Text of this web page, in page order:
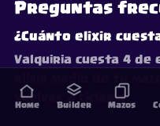
Home Builder Mazos
Preguntas
¿Cuánto elixir
Valquiria cuesta 4 de
vuelves a ciclarla.